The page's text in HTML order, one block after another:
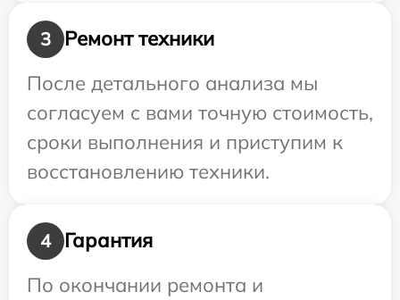
3
Ремонт техники
После детального анализа мы
согласуем с вами точную стоимость,
сроки выполнения и приступим к
восстановлению техники.
4
Гарантия
По окончании ремонта и